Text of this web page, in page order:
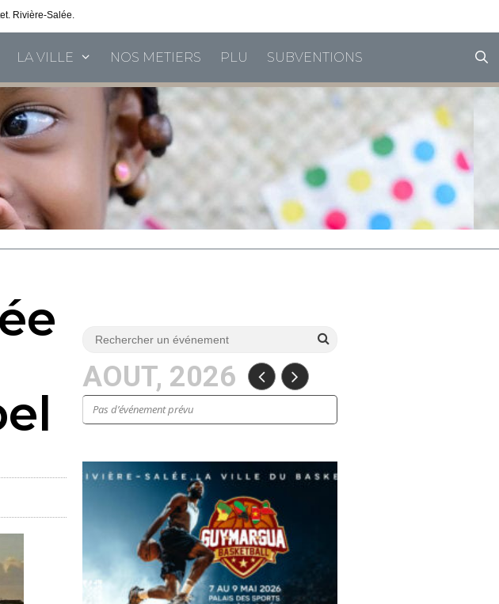
Rivière-Salée.
LA VILLE NOS METIERS PLU SUBVENTIONS
AOUT, 2026
Pas d’événement prévu